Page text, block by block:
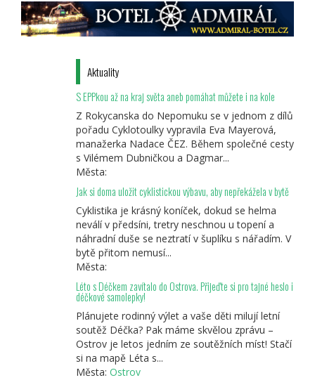
Aktuality
S EPPkou až na kraj světa aneb pomáhat můžete i na kole
Z Rokycanska do Nepomuku se v jednom z dílů
pořadu Cyklotoulky vypravila Eva Mayerová,
manažerka Nadace ČEZ. Během společné cesty
s Vilémem Dubničkou a Dagmar...
Města:
Jak si doma uložit cyklistickou výbavu, aby nepřekážela v bytě
Cyklistika je krásný koníček, dokud se helma
neválí v předsíni, tretry neschnou u topení a
náhradní duše se neztratí v šuplíku s nářadím. V
bytě přitom nemusí...
Města:
Léto s Déčkem zavítalo do Ostrova. Přijeďte si pro tajné heslo i
déčkové samolepky!
Plánujete rodinný výlet a vaše děti milují letní
soutěž Déčka? Pak máme skvělou zprávu –
Ostrov je letos jedním ze soutěžních míst! Stačí
si na mapě Léta s...
Města: Ostrov